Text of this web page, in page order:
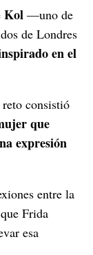
Kol —uno de
de Londres
en el
consistió
que
expresión
entre la
Frida
esa